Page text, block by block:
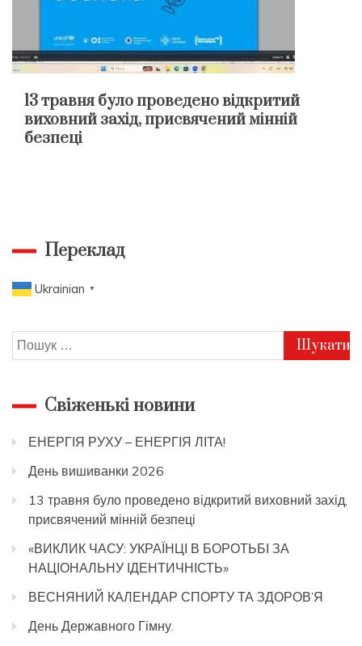
13 травня було проведено відкритий
виховний захід, присвячений мінній
безпеці
Переклад
Ukrainian ▼
Пошук:
Свіженькі новини
ЕНЕРГІЯ РУХУ – ЕНЕРГІЯ ЛІТА!
День вишиванки 2026
13 травня було проведено відкритий виховний захід,
присвячений мінній безпеці
«ВИКЛИК ЧАСУ: УКРАЇНЦІ В БОРОТЬБІ ЗА
НАЦІОНАЛЬНУ ІДЕНТИЧНІСТЬ»
ВЕСНЯНИЙ КАЛЕНДАР СПОРТУ ТА ЗДОРОВ’Я
День Державного Гімну.